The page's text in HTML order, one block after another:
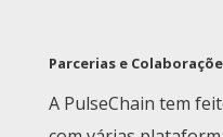
Parcerias e
A PulseChain tem